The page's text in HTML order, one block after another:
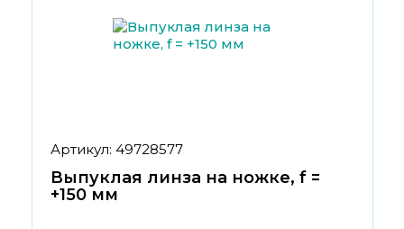
Артикул: 49728577
Выпуклая линза на ножке, f =
+150 мм